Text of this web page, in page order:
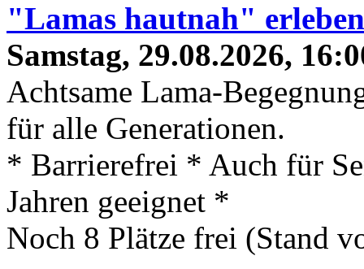
"Lamas hautnah" erleben
Samstag, 29.08.2026,
Achtsame Lama-
für alle Generationen.
* Barrierefrei * Auch für
Jahren geeignet *
Noch 8 Plätze frei (Stand